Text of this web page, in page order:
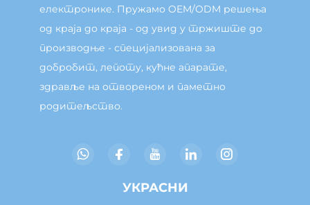
електронике. Пружамо OEM/ODM решења
од краја до краја - од увид у тржиште до
производње - специјализована за
добробит, лепоту, кућне апарате,
здравље на отвореном и паметно
родитељство.
УКРАСНИ